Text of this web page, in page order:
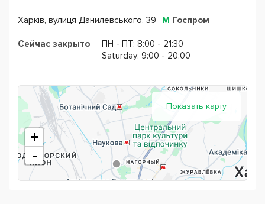
Харків, вулиця Данилевського, 39 М Госпром
Сейчас закрыто
ПН - ПТ: 8:00 - 21:30
Saturday: 9:00 - 20:00
Показать карту
+
-